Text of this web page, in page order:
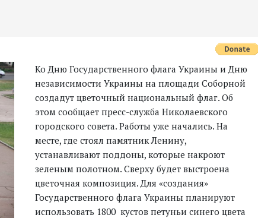
Ко Дню Государственного флага Украины и Дню
независимости Украины на площади Соборной
создадут цветочный национальный флаг. Об
этом сообщает пресс-служба Николаевского
городского совета. Работы уже начались. На
месте, где стоял памятник Ленину,
устанавливают поддоны, которые накроют
зеленым полотном. Сверху будет выстроена
цветочная композиция. Для «создания»
Государственного флага Украины планируют
использовать 1800 кустов петуньи синего цвета